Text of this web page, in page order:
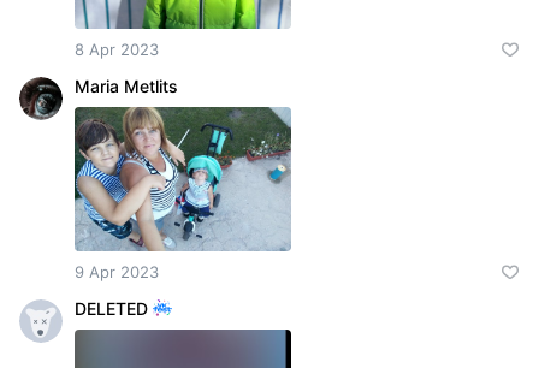
8 Apr 2023
Maria Metlits
9 Apr 2023
DELETED